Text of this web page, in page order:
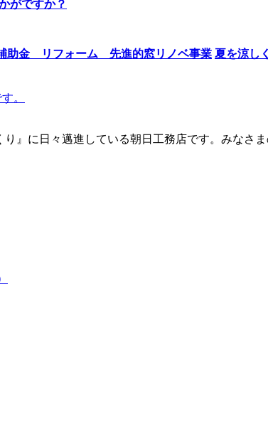
がですか？
夏を涼し
。
』に日々邁進している朝日工務店です。みなさ